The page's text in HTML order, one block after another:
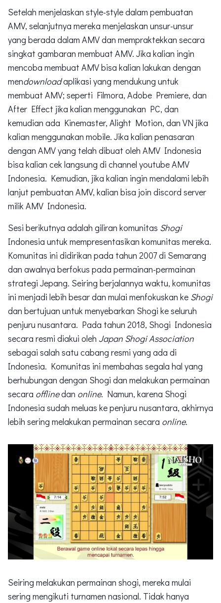
Setelah menjelaskan style-style dalam pembuatan
AMV, selanjutnya mereka menjelaskan unsur-unsur
yang berada dalam AMV dan mempraktekkan secara
singkat gambaran membuat AMV. Jika kalian ingin
mencoba membuat AMV bisa kalian lakukan dengan
mendownloadaplikasi yang mendukung untuk
membuat AMV; seperti Filmora, Adobe Premiere, dan
After Effect jika kalian menggunakan PC, dan
kemudian ada Kinemaster, Alight Motion, dan VN jika
kalian menggunakan mobile. Jika kalian penasaran
dengan AMV yang telah dibuat oleh AMV Indonesia
bisa kalian cek langsung di channel youtube AMV
Indonesia. Kemudian, jika kalian ingin mendalami lebih
lanjut pembuatan AMV, kalian bisa join discord server
milik AMV Indonesia.
Sesi berikutnya adalah giliran komunitas Shogi
Indonesia untuk mempresentasikan komunitas mereka.
Komunitas ini didirikan pada tahun 2007 di Semarang
dan awalnya berfokus pada permainan-permainan
strategi Jepang. Seiring berjalannya waktu, komunitas
ini menjadi lebih besar dan mulai menfokuskan ke Shogi
dan bertujuan untuk menyebarkan Shogi ke seluruh
penjuru nusantara. Pada tahun 2018, Shogi Indonesia
secara resmi diakui oleh Japan Shogi Association
sebagai salah satu cabang resmi yang ada di
Indonesia. Komunitas ini membahas segala hal yang
berhubungan dengan Shogi dan melakukan permainan
secara offlinedan online. Namun, karena Shogi
Indonesia sudah meluas ke penjuru nusantara, akhirnya
lebih sering melakukan permainan secara online.
Seiring melakukan permainan shogi, mereka mulai
sering mengikuti turnamen nasional. Tidak hanya